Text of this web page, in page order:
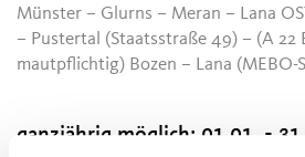
Münster – Glurns – Meran – Lana
– Pustertal (Staatsstraße 49) – (A 22
mautpflichtig) Bozen – Lana (MEBO-
ganzjährig möglich: 01.01. -